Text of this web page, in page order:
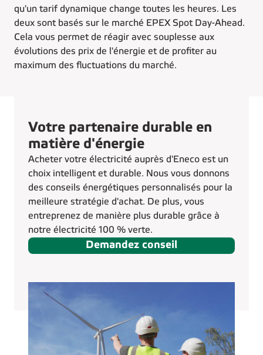
qu'un tarif dynamique change toutes les heures. Les
deux sont basés sur le marché EPEX Spot Day-Ahead.
Cela vous permet de réagir avec souplesse aux
évolutions des prix de l'énergie et de profiter au
maximum des fluctuations du marché.
Votre partenaire durable en
matière d'énergie
Acheter votre électricité auprès d'Eneco est un
choix intelligent et durable. Nous vous donnons
des conseils énergétiques personnalisés pour la
meilleure stratégie d'achat. De plus, vous
entreprenez de manière plus durable grâce à
notre électricité 100 % verte.
Demandez conseil